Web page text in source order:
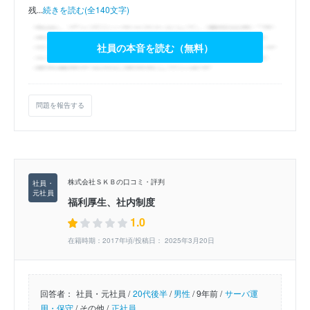
残...続きを読む(全140文字)
社員の本音を読む（無料）
問題を報告する
株式会社ＳＫＢの口コミ・評判
福利厚生、社内制度
1.0
在籍時期：2017年頃/投稿日： 2025年3月20日
回答者： 社員・元社員 / 20代後半/男性/9年前 / サーバ運
用・保守/その他 / 正社員